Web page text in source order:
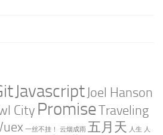
Javascript Joel Hanson
City PromiseTraveling
一丝不挂！ 云烟成雨 五月天 人生 人